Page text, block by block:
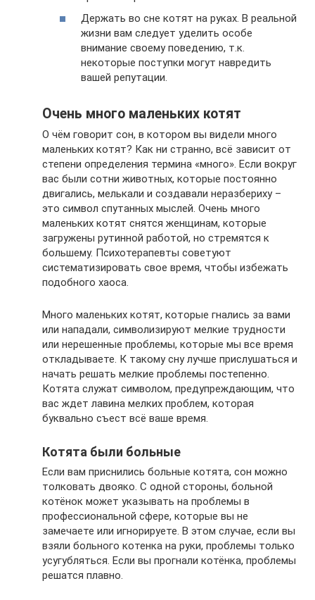
Держать во сне котят на руках. В реальной
жизни вам следует уделить особе
внимание своему поведению, т.к.
некоторые поступки могут навредить
вашей репутации.
Очень много маленьких котят
О чём говорит сон, в котором вы видели много
маленьких котят? Как ни странно, всё зависит от
степени определения термина «много». Если вокруг
вас были сотни животных, которые постоянно
двигались, мелькали и создавали неразбериху –
это символ спутанных мыслей. Очень много
маленьких котят снятся женщинам, которые
загружены рутинной работой, но стремятся к
большему. Психотерапевты советуют
систематизировать свое время, чтобы избежать
подобного хаоса.
Много маленьких котят, которые гнались за вами
или нападали, символизируют мелкие трудности
или нерешенные проблемы, которые мы все время
откладываете. К такому сну лучше прислушаться и
начать решать мелкие проблемы постепенно.
Котята служат символом, предупреждающим, что
вас ждет лавина мелких проблем, которая
буквально съест всё ваше время.
Котята были больные
Если вам приснились больные котята, сон можно
толковать двояко. С одной стороны, больной
котёнок может указывать на проблемы в
профессиональной сфере, которые вы не
замечаете или игнорируете. В этом случае, если вы
взяли больного котенка на руки, проблемы только
усугубляться. Если вы прогнали котёнка, проблемы
решатся плавно.